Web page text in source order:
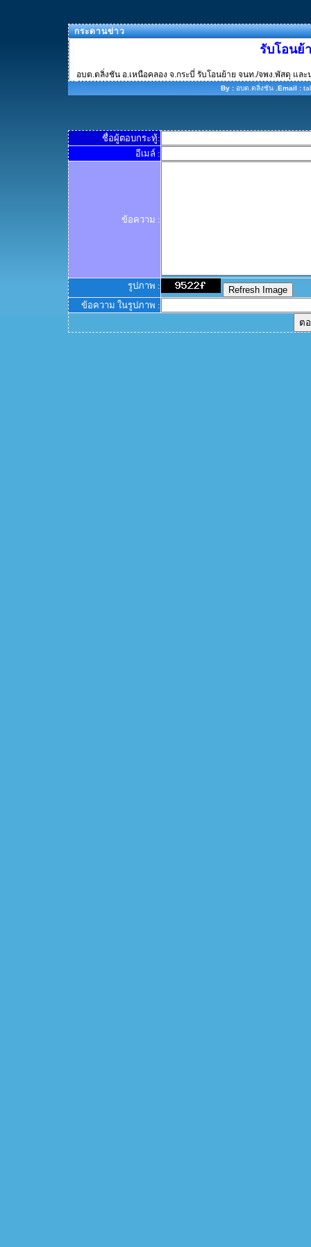
กระดานข่าว
รับโอนย้
อบต.ตลิ่งชัน อ.เหนือคลอง จ.กระบี่ รับโอนย้าย จนท./จพง.พัสดุ และ
By :อบต.ตลิ่งชัน , Email :
ชื่อผู้ตอบกระทู้:
อีเมล์ :
ข้อความ :
รูปภาพ :
ข้อความ ในรูปภาพ :